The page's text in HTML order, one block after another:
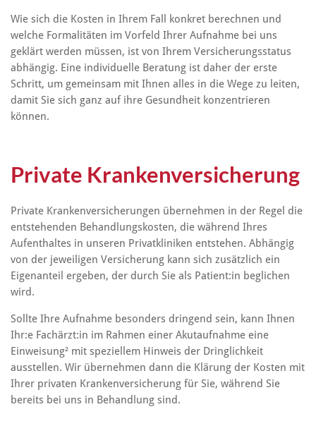
Wie sich die Kosten in Ihrem Fall konkret berechnen und
welche Formalitäten im Vorfeld Ihrer Aufnahme bei uns
geklärt werden müssen, ist von Ihrem Versicherungsstatus
abhängig. Eine individuelle Beratung ist daher der erste
Schritt, um gemeinsam mit Ihnen alles in die Wege zu leiten,
damit Sie sich ganz auf ihre Gesundheit konzentrieren
können.
Private Krankenversicherung
Private Krankenversicherungen übernehmen in der Regel die
entstehenden Behandlungskosten, die während Ihres
Aufenthaltes in unseren Privatkliniken entstehen. Abhängig
von der jeweiligen Versicherung kann sich zusätzlich ein
Eigenanteil ergeben, der durch Sie als Patient:in beglichen
wird.
Sollte Ihre Aufnahme besonders dringend sein, kann Ihnen
Ihr:e Fachärzt:in im Rahmen einer Akutaufnahme eine
Einweisung² mit speziellem Hinweis der Dringlichkeit
ausstellen. Wir übernehmen dann die Klärung der Kosten mit
Ihrer privaten Krankenversicherung für Sie, während Sie
bereits bei uns in Behandlung sind.